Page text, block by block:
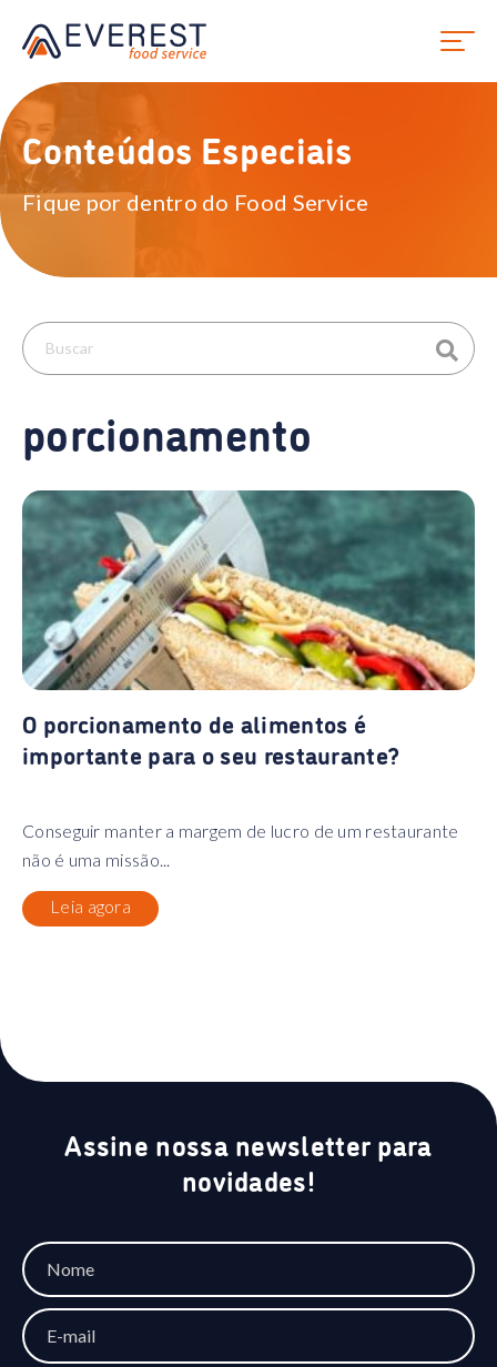
Conteúdos Especiais
Fique por dentro do Food Service
porcionamento
O porcionamento de alimentos é
importante para o seu restaurante?
Conseguir manter a margem de lucro de um restaurante
não é uma missão...
Leia agora
Assine nossa newsletter para
novidades!